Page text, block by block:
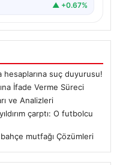
▲ +0.67%
hesaplarına suç duyurusu!
İfade Verme Süreci
ve Analizleri
çarptı: O futbolcu
mutfağı Çözümleri